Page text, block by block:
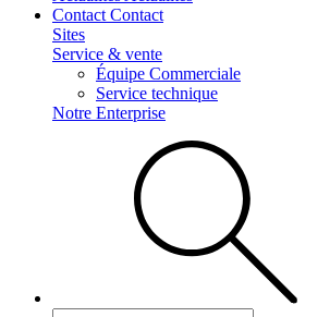
Contact Contact
Sites
Service & vente
Équipe Commerciale
Service technique
Notre Enterprise